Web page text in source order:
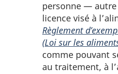
personne —
licence visé à
Règlement
(Loi sur les
comme pouvant
au traitement, à